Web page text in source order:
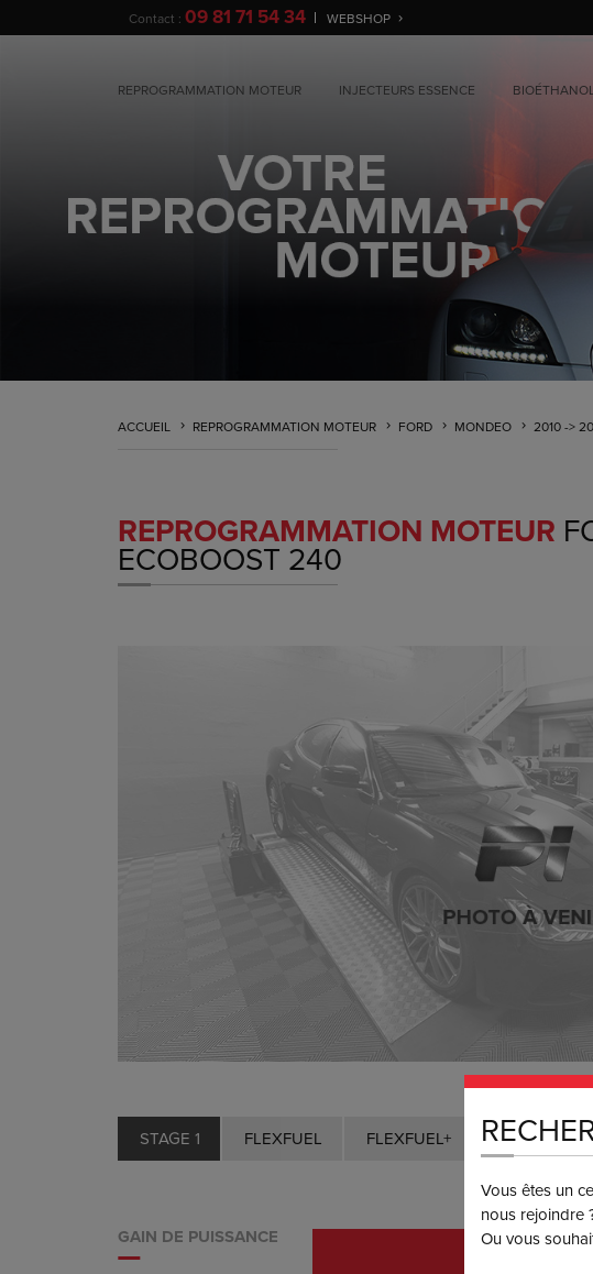
Contact : 09 81 71 54 34 WEBSHOP
REPROGRAMMATION MOTEUR INJECTEURS ESSENCE
ACCUEIL REPROGRAMMATION MOTEUR FORD MONDEO 2010 ->
REPROGRAMMATION MOTEUR
ECOBOOST 240
STAGE 1 FLEXFUEL FLEXFUEL+
GAIN DE PUISSANCE GAIN
Vous êtes un
nous rejoindre
Ou vous